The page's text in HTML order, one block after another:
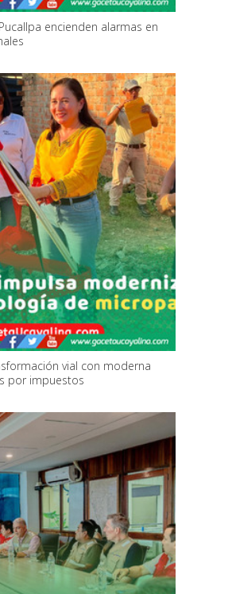
encienden alarmas en
vial con moderna
por impuestos